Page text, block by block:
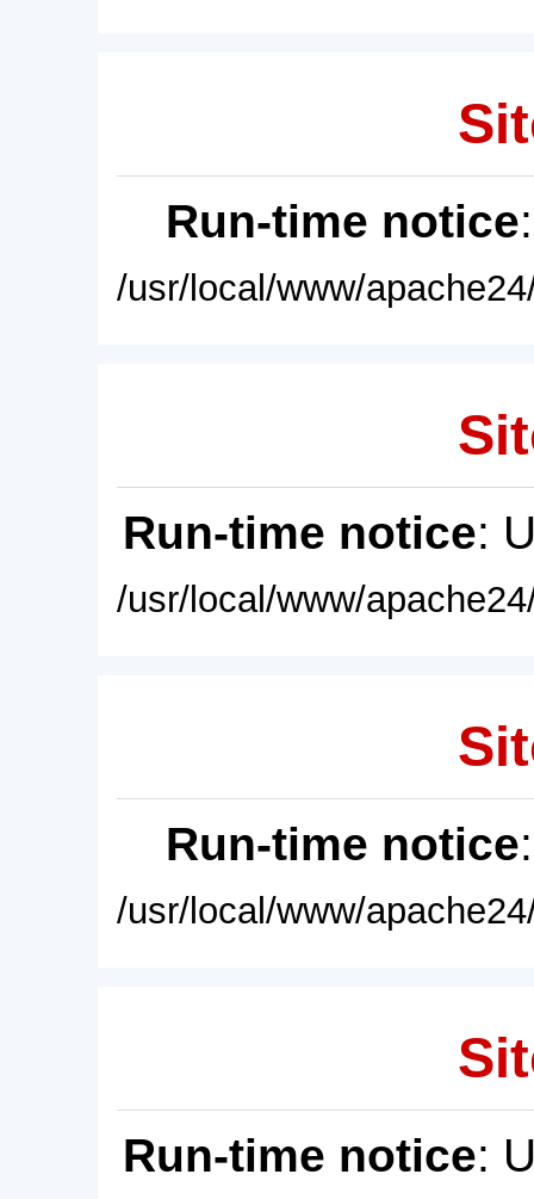
Run-time notice
/usr/local/www/
Run-time notice:
/usr/local/www/
Run-time notice
/usr/local/www/
Run-time notice: